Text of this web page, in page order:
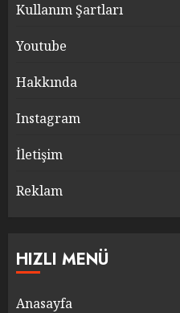
Kullanım Şartları
Youtube
Hakkında
Instagram
İletişim
Reklam
HIZLI MENÜ
Anasayfa